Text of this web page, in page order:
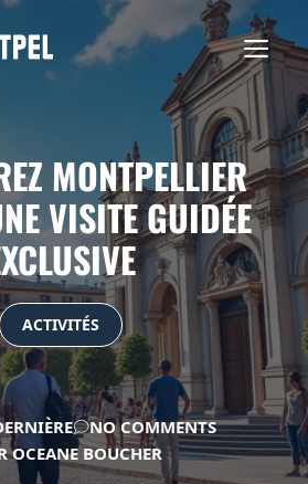
MONTPELLIER
VISITE GUIDÉE
ACTIVITÉS
NO COMMENTS
OCEANE BOUCHER